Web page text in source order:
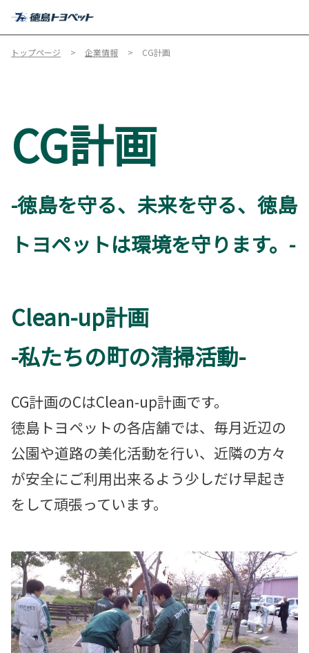
トップページ 企業情報 CG計画
CG計画
-徳島を守る、未来を守る、徳島
トヨペットは環境を守ります。-
Clean-up計画
-私たちの町の清掃活動-
CG計画のCはClean-up計画です。
徳島トヨペットの各店舗では、毎月近辺の
公園や道路の美化活動を行い、近隣の方々
が安全にご利用出来るよう少しだけ早起き
をして頑張っています。